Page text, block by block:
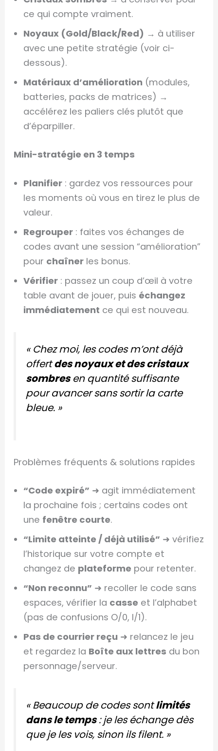
ce qui compte vraiment.
Noyaux (Gold/Black/Red) → à utiliser
avec une petite stratégie (voir ci-
dessous).
Matériaux d’amélioration (modules,
batteries, packs de matrices) →
accélérez les paliers clés plutôt que
d’éparpiller.
Mini-stratégie en 3 temps
Planifier : gardez vos ressources pour
les moments où vous en tirez le plus de
valeur.
Regrouper : faites vos échanges de
codes avant une session “amélioration”
pour chaîner les bonus.
Vérifier : passez un coup d’œil à votre
table avant de jouer, puis échangez
immédiatement ce qui est nouveau.
« Chez moi, les codes m’ont déjà
offertdes noyaux et des cristaux
sombresen quantité suffisante
pour avancer sans sortir la carte
bleue. »
Problèmes fréquents & solutions rapides
“Code expiré” ➜ agit immédiatement
la prochaine fois ; certains codes ont
une fenêtre courte.
“Limite atteinte / déjà utilisé” ➜ vérifiez
l’historique sur votre compte et
changez de plateforme pour retenter.
“Non reconnu” ➜ recoller le code sans
espaces, vérifier la casse et l’alphabet
(pas de confusions O/0, I/1).
Pas de courrier reçu ➜ relancez le jeu
et regardez la Boîte aux lettres du bon
personnage/serveur.
« Beaucoup de codes sontlimités
dans le temps: je les échange dès
que je les vois, sinon ils filent. »